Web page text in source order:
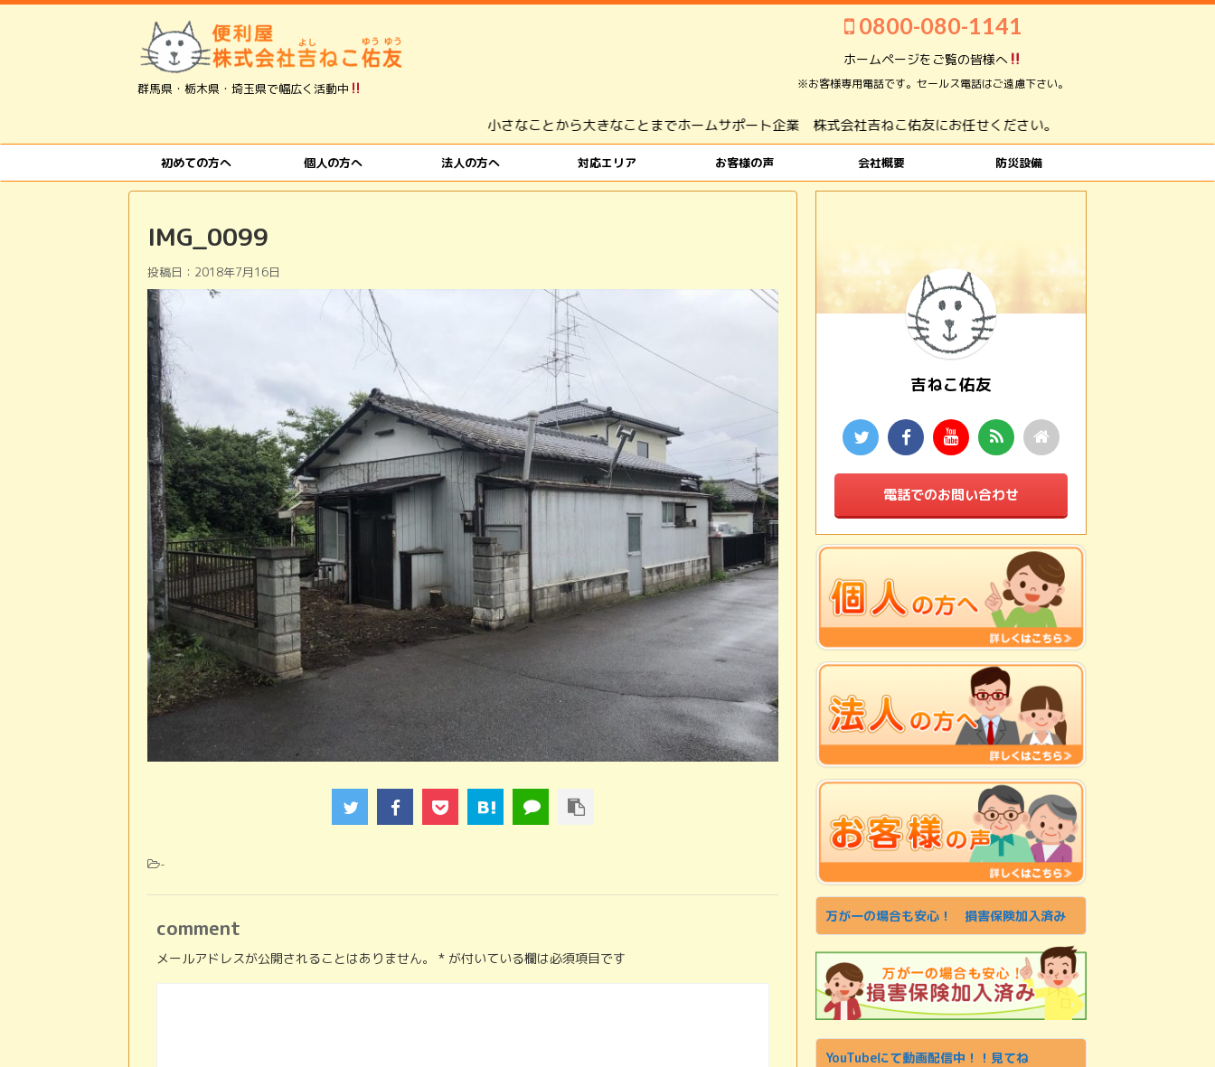
群馬県・栃木県・埼玉県で幅広く活動中
0800-080-1141
ホームページをご覧の皆様へ
※お客様専用電話です。セールス電話はご遠慮下さい。
小さなことから大きなことまでホームサポート企業 株式会社吉ねこ佑友にお任せください。
初めての方へ 個人の方へ 法人の方へ 対応エリア お客様の声 会社概要 防災設備
IMG_0099
投稿日： 2018年7月16日
-
comment
メールアドレスが公開されることはありません。 * が付いている欄は必須項目です
吉ねこ佑友
電話でのお問い合わせ
万が一の場合も安心！ 損害保険加入済み
YouTubeにて動画配信中！！見てね